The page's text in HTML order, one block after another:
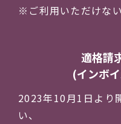
※ご利用いただけな
適格請
(インボ
2023年10月1日より
い、